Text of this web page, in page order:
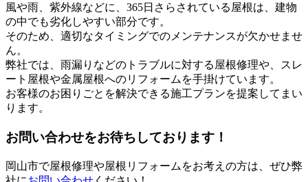
風や雨、紫外線などに、365日さらされている屋根は、建物
の中でも劣化しやすい部分です。
そのため、適切なタイミングでのメンテナンスが欠かせませ
ん。
弊社では、雨漏りなどのトラブルに対する屋根修理や、スレ
ート屋根や金属屋根へのリフォームを手掛けています。
お客様のお困りごとを解決できる施工プランを提案してまい
ります。
お問い合わせをお待ちしております！
岡山市で屋根修理や屋根リフォームをお考えの方は、ぜひ弊